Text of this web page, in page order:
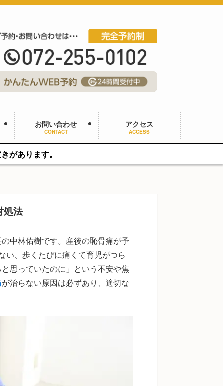
お問い合わせ
CONTACT
アクセス
ACCESS
処法
中林佑樹です。産後の恥骨痛が予
い、歩くたびに痛くて育児がつら
思っていたのに」という不安や焦
が治らない原因は必ずあり、適切な